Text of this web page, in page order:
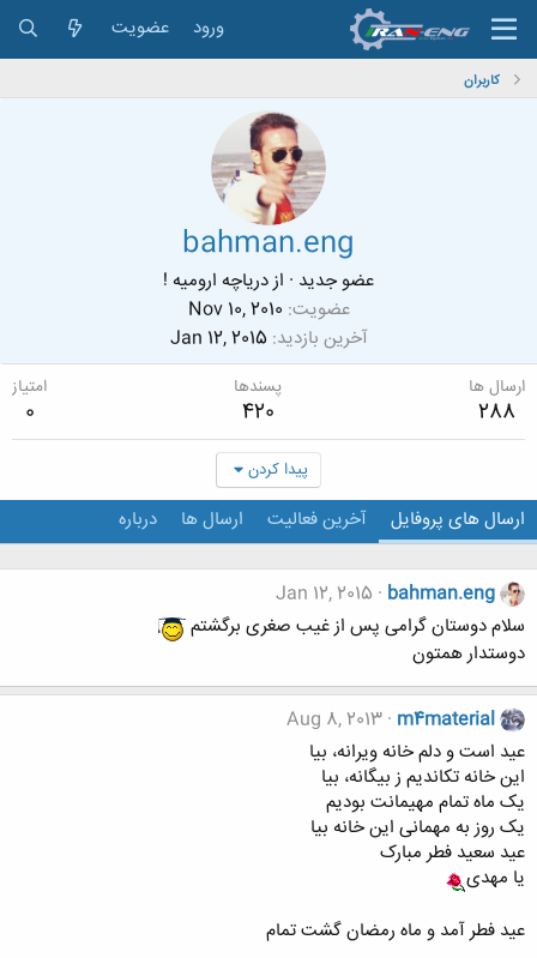
ورود عضویت
کاربران
bahman.eng
عضو جدید · ازدریاچه ارومیه !
عضویت Nov 10, 2010
آخرین بازدید Jan 12, 2015
ارسال ها
288
پسندها
420
امتیاز
0
پیدا کردن
ارسال های پروفایل آخرین فعالیت ارسال ها درباره
bahman.eng
Jan 12, 2015
سلام دوستان گرامی پس از غیب صغری برگشتم
دوستدار همتون
m4material
Aug 8, 2013
عید است و دلم خانه ویرانه، بیا
این خانه تکاندیم ز بیگانه، بیا
یک ماه تمام مهیمانت بودیم
یک روز به مهمانی این خانه بیا
عید سعید فطر مبارک
یا مهدی
عید فطر آمد و ماه رمضان گشت تمام